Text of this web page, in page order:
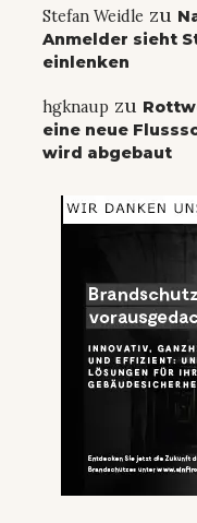
Stefan Weidle zu
Anmelder sieht
einlenken
hgknaup zu
eine neue
wird abgebaut